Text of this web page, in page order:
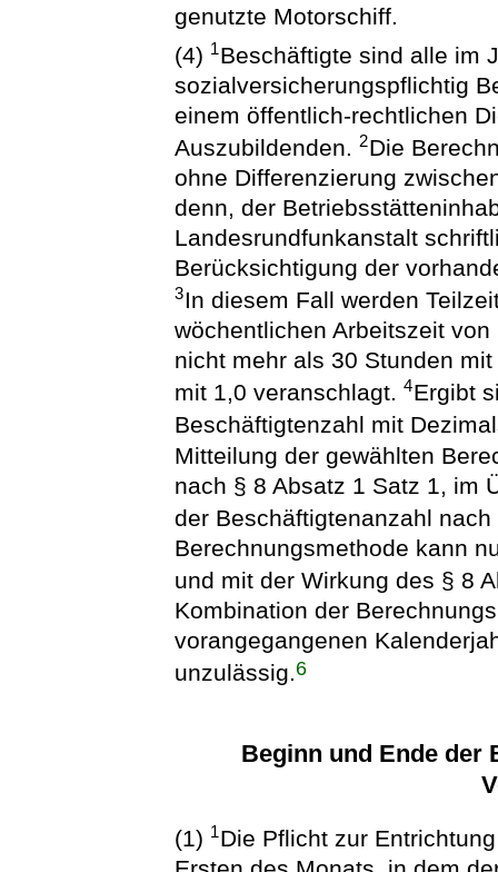
genutzte Motorschiff.
(4) 1Beschäftigte sind alle im
sozialversicherungspflichtig
einem öffentlich-rechtlichen
Auszubildenden.2Die
ohne Differenzierung
denn, der
Landesrundfunkanstalt
Berücksichtigung der
3In diesem Fall werden
wöchentlichen Arbeitszeit
nicht mehr als 30 Stunden
mit 1,0 veranschlagt.4Ergibt
Beschäftigtenzahl mit
Mitteilung der gewählten
nach § 8 Absatz 1 Satz 1, im
der Beschäftigtenanzahl
Berechnungsmethode kann
und mit der Wirkung des § 8
Kombination der
vorangegangenen
unzulässig.6
Beginn und Ende der
(1) 1Die Pflicht zur